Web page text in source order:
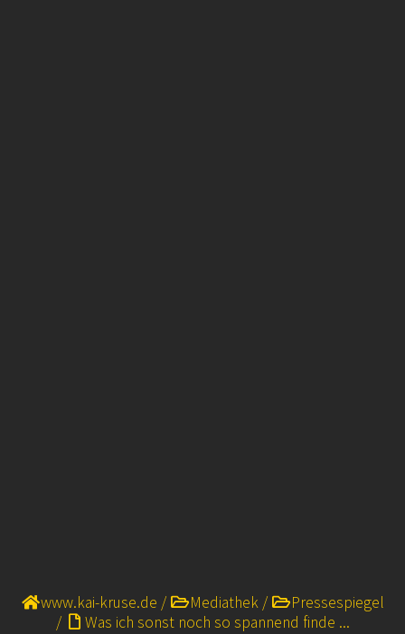
www.kai-kruse.de / Mediathek /
Pressespiegel
/
Was ich sonst noch so spannend finde ...